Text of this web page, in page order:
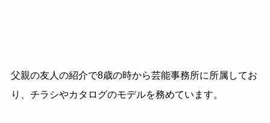
父親の友人の紹介で8歳の時から芸能事務所に所属してお
り、チラシやカタログのモデルを務めています。